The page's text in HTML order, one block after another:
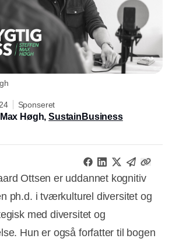
Sponseret
Høgh,SustainBusiness
Ottsen er uddannet kognitiv
ph.d. i tværkulturel diversitet og
med diversitet og
Hun er også forfatter til bogen